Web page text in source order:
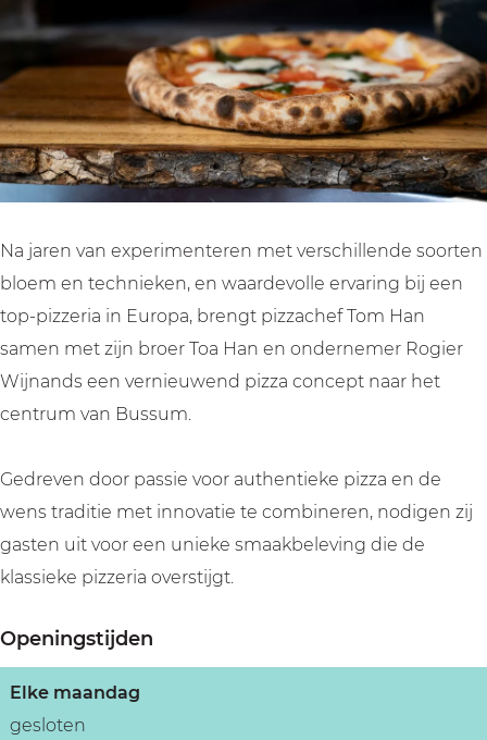
Na jaren van experimenteren met verschillende soorten
bloem en technieken, en waardevolle ervaring bij een
top-pizzeria in Europa, brengt pizzachef Tom Han
samen met zijn broer Toa Han en ondernemer Rogier
Wijnands een vernieuwend pizza concept naar het
centrum van Bussum.
Gedreven door passie voor authentieke pizza en de
wens traditie met innovatie te combineren, nodigen zij
gasten uit voor een unieke smaakbeleving die de
klassieke pizzeria overstijgt.
Openingstijden
Elke maandag
gesloten